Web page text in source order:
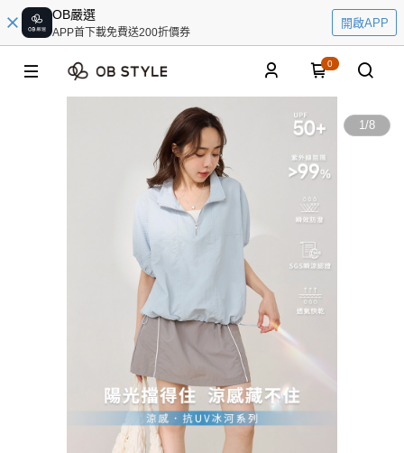
OB嚴選
APP首下載免費送200折價券
開啟APP
0
1/8